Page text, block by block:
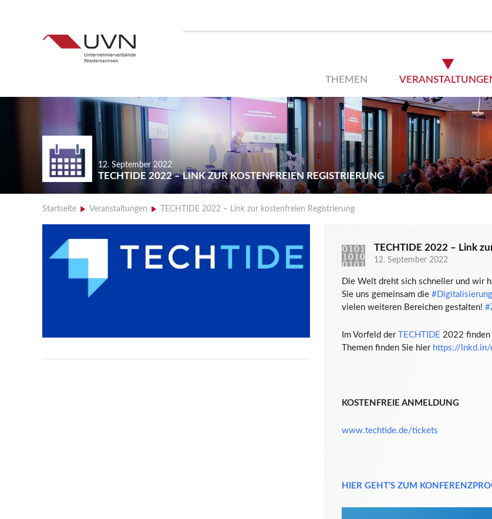
THEMEN
12. September 2022
TECHTIDE 2022 – LINK ZUR KOSTENFREIEN REGISTRIERUNG
Startseite > Veranstaltungen > TECHTIDE 2022 – Link zur kostenfreien Registrierung
TECHTIDE 2022 – Link
12. September 2022
Die Welt dreht sich schneller und wir
Sie uns gemeinsam die #Digitalisierung
vielen weiteren Bereichen gestalten!
Im Vorfeld der TECHTIDE 2022 finden
Themen finden Sie hier https://lnkd.in/
KOSTENFREIE ANMELDUNG
www.techtide.de/tickets
HIER GEHT’S ZUM